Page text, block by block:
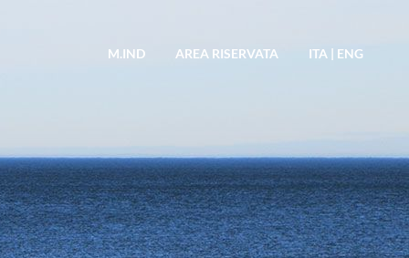
M.IND AREA RISERVATA ITA | ENG